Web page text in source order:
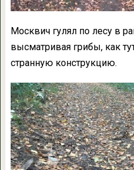
Москвич гулял по лесу в
высматривая грибы, как
странную конструкцию.